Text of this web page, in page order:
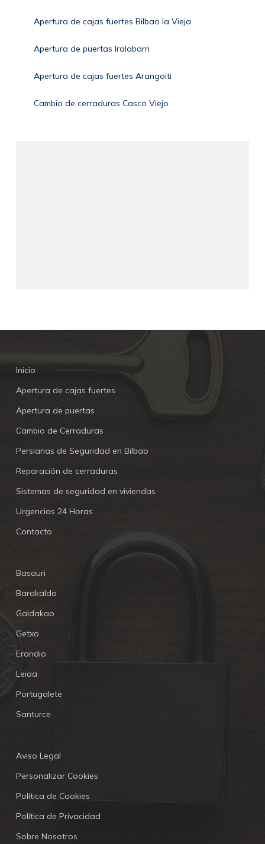
Apertura de cajas fuertes Bilbao la Vieja
Apertura de puertas Iralabarri
Apertura de cajas fuertes Arangoiti
Cambio de cerraduras Casco Viejo
Inicio
Apertura de cajas fuertes
Apertura de puertas
Cambio de Cerraduras
Persianas de Seguridad en Bilbao
Reparación de cerraduras
Sistemas de seguridad en viviendas
Urgencias 24 Horas
Contacto
Basauri
Barakaldo
Galdakao
Getxo
Erandio
Leioa
Portugalete
Santurce
Aviso Legal
Personalizar Cookies
Política de Cookies
Política de Privacidad
Sobre Nosotros